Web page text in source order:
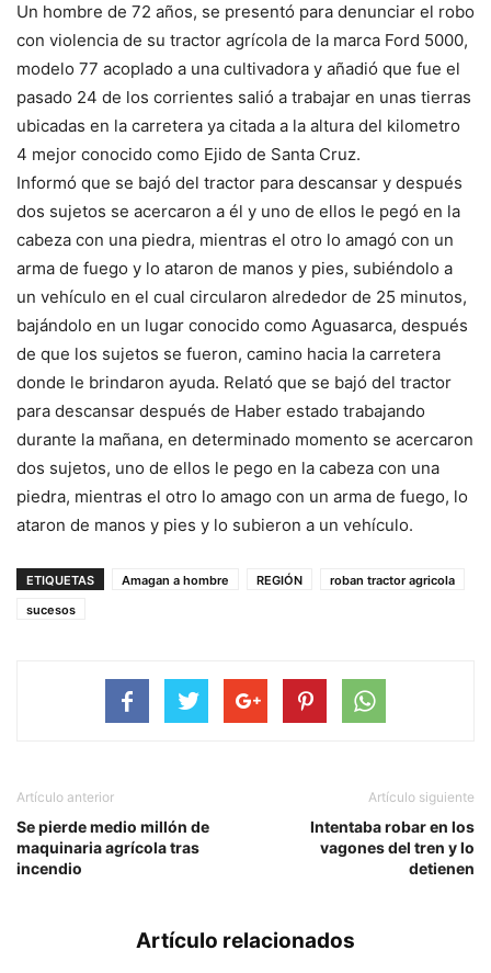
Un hombre de 72 años, se presentó para denunciar el robo
con violencia de su tractor agrícola de la marca Ford 5000,
modelo 77 acoplado a una cultivadora y añadió que fue el
pasado 24 de los corrientes salió a trabajar en unas tierras
ubicadas en la carretera ya citada a la altura del kilometro
4 mejor conocido como Ejido de Santa Cruz.
Informó que se bajó del tractor para descansar y después
dos sujetos se acercaron a él y uno de ellos le pegó en la
cabeza con una piedra, mientras el otro lo amagó con un
arma de fuego y lo ataron de manos y pies, subiéndolo a
un vehículo en el cual circularon alrededor de 25 minutos,
bajándolo en un lugar conocido como Aguasarca, después
de que los sujetos se fueron, camino hacia la carretera
donde le brindaron ayuda. Relató que se bajó del tractor
para descansar después de Haber estado trabajando
durante la mañana, en determinado momento se acercaron
dos sujetos, uno de ellos le pego en la cabeza con una
piedra, mientras el otro lo amago con un arma de fuego, lo
ataron de manos y pies y lo subieron a un vehículo.
ETIQUETAS Amagan a hombre REGIÓN
roban tractor agricola
sucesos
Artículo anterior
Se pierde medio millón de
maquinaria agrícola tras
incendio
Artículo siguiente
Intentaba robar en los
vagones del tren y lo
detienen
Artículo relacionados